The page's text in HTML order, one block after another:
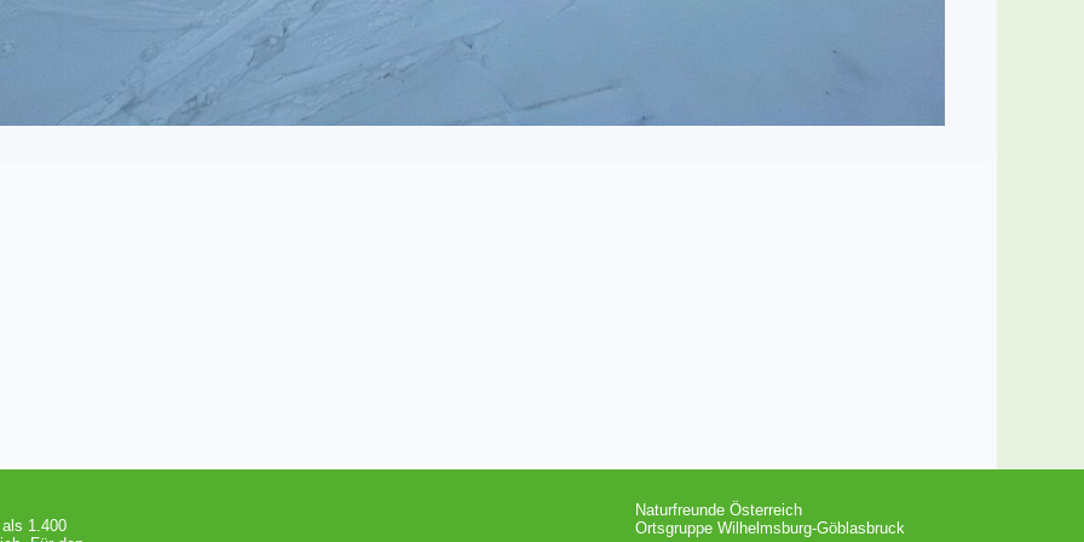
1.400
Naturfreunde Österreich
Ortsgruppe Wilhelmsburg-Göblasbruck